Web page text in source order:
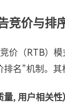
竞价与排
价（RTB）
名”机制。其
量, 用户相关性)